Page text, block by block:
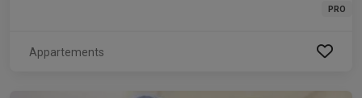
PRO
Appartements